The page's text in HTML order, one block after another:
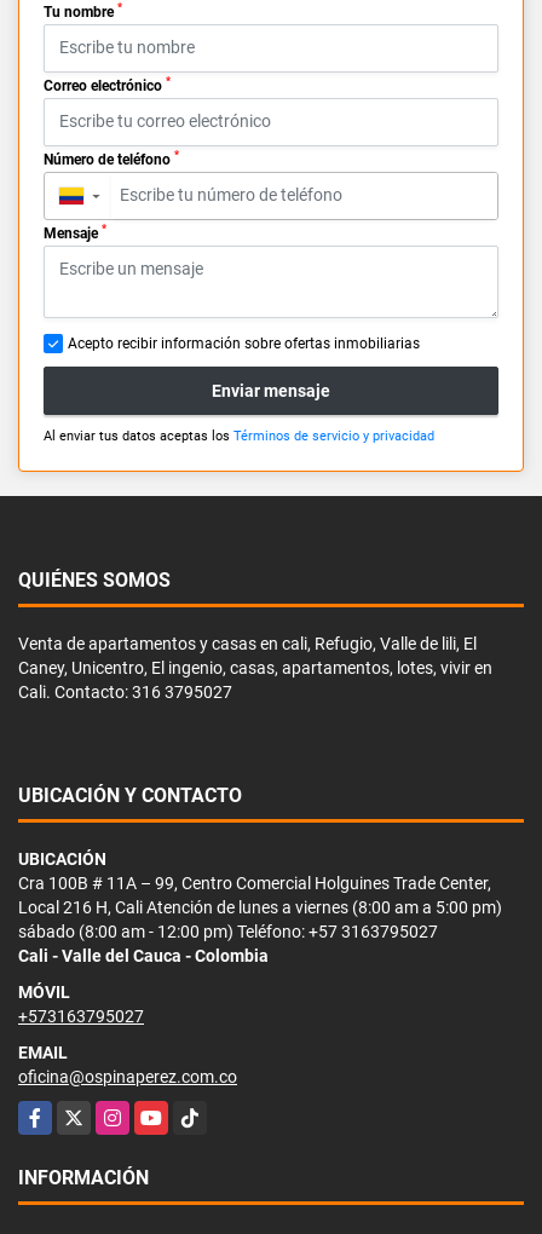
Tu nombre *
Correo electrónico *
Número de teléfono *
▼
Mensaje *
Acepto recibir información sobre ofertas inmobiliarias
Enviar mensaje
Al enviar tus datos aceptas los Términos de servicio y privacidad
QUIÉNES SOMOS
Venta de apartamentos y casas en cali, Refugio, Valle de lili, El
Caney, Unicentro, El ingenio, casas, apartamentos, lotes, vivir en
Cali. Contacto: 316 3795027
UBICACIÓN Y CONTACTO
UBICACIÓN
Cra 100B # 11A – 99, Centro Comercial Holguines Trade Center,
Local 216 H, Cali Atención de lunes a viernes (8:00 am a 5:00 pm)
sábado (8:00 am - 12:00 pm) Teléfono: +57 3163795027
Cali - Valle del Cauca - Colombia
MÓVIL
+573163795027
EMAIL
oficina@ospinaperez.com.co
Facebook
X InstagramYouTubeTikTok
INFORMACIÓN